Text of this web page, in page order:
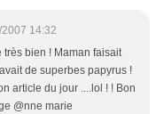
14:32
bien ! Maman faisait
de superbes papyrus !
article du jour ....lol ! ! Bon
@nne marie